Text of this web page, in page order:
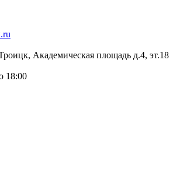
Академическая площадь д.4, эт.18
18:00